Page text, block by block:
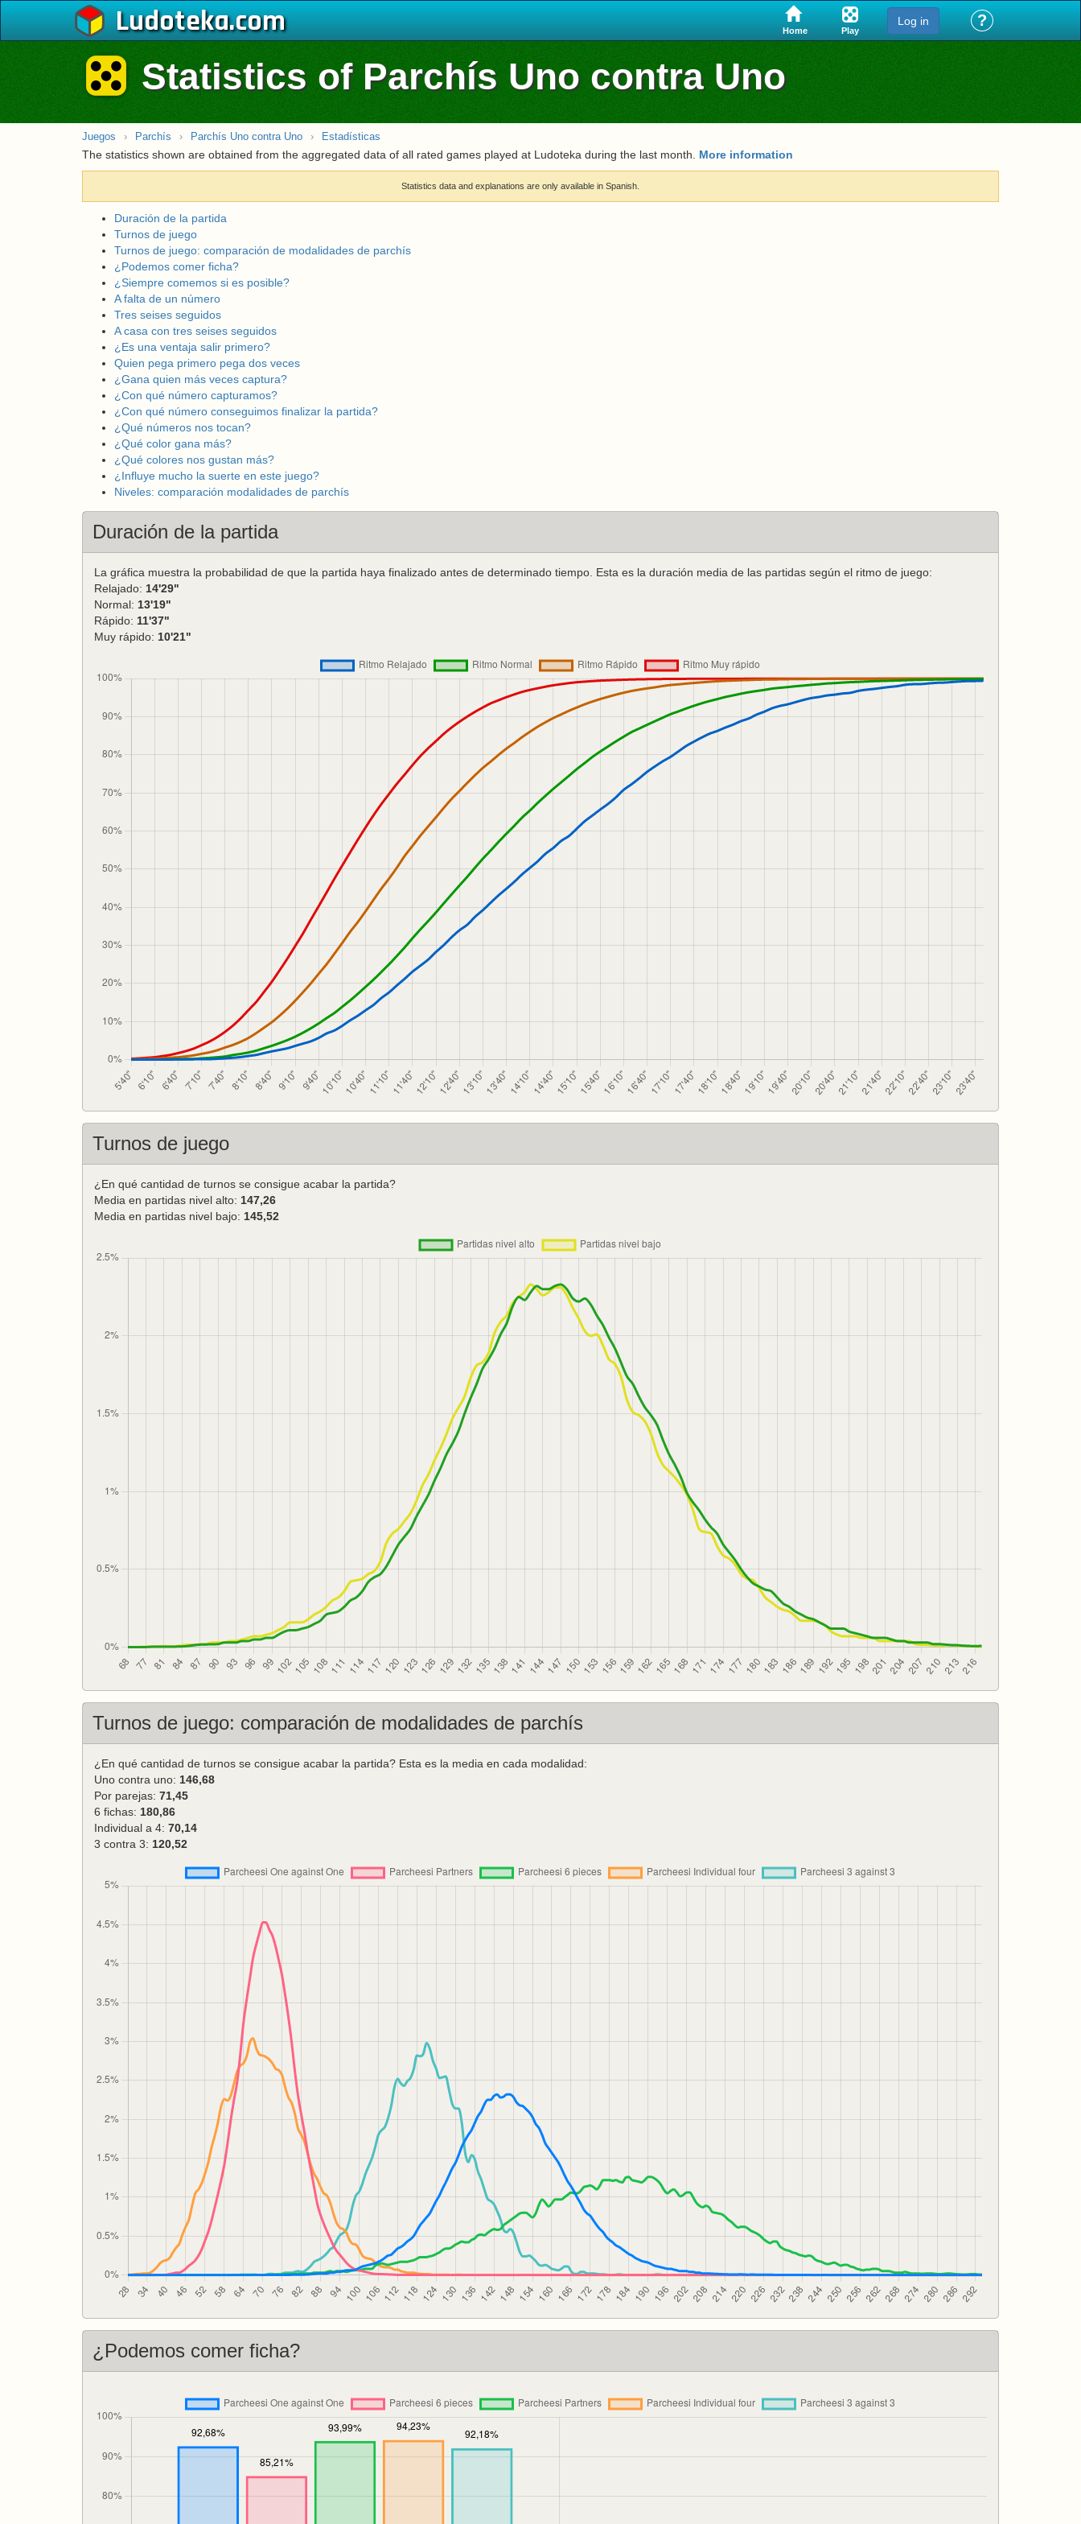
Ludoteka Home Play
Log in ?
Statistics of Parchís Uno contra Uno
Juegos › Parchís › Parchís Uno contra Uno › Estadísticas
The statistics shown are obtained from the aggregated data of all rated games played at Ludoteka during the last month. More information
Statistics data and explanations are only available in Spanish.
Duración de la partida
Turnos de juego
Turnos de juego: comparación de modalidades de parchís
¿Podemos comer ficha?
¿Siempre comemos si es posible?
A falta de un número
Tres seises seguidos
A casa con tres seises seguidos
¿Es una ventaja salir primero?
Quien pega primero pega dos veces
¿Gana quien más veces captura?
¿Con qué número capturamos?
¿Con qué número conseguimos finalizar la partida?
¿Qué números nos tocan?
¿Qué color gana más?
¿Qué colores nos gustan más?
¿Influye mucho la suerte en este juego?
Niveles: comparación modalidades de parchís
Duración de la partida
La gráfica muestra la probabilidad de que la partida haya finalizado antes de determinado tiempo. Esta es la duración media de las partidas según el ritmo de juego:
Relajado: 14'29"
Normal: 13'19"
Rápido: 11'37"
Muy rápido: 10'21"
Turnos de juego
¿En qué cantidad de turnos se consigue acabar la partida?
Media en partidas nivel alto: 147,26
Media en partidas nivel bajo: 145,52
Turnos de juego: comparación de modalidades de parchís
¿En qué cantidad de turnos se consigue acabar la partida? Esta es la media en cada modalidad:
Uno contra uno: 146,68
Por parejas: 71,45
6 fichas: 180,86
Individual a 4: 70,14
3 contra 3: 120,52
¿Podemos comer ficha?